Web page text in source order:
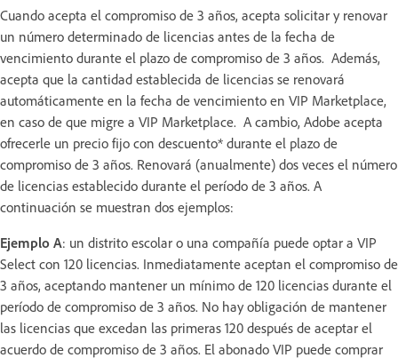
Cuando acepta el compromiso de 3 años, acepta solicitar y renovar
un número determinado de licencias antes de la fecha de
vencimiento durante el plazo de compromiso de 3 años. Además,
acepta que la cantidad establecida de licencias se renovará
automáticamente en la fecha de vencimiento en VIP Marketplace,
en caso de que migre a VIP Marketplace. A cambio, Adobe acepta
ofrecerle un precio fijo con descuento* durante el plazo de
compromiso de 3 años. Renovará (anualmente) dos veces el número
de licencias establecido durante el período de 3 años. A
continuación se muestran dos ejemplos:
Ejemplo A: un distrito escolar o una compañía puede optar a VIP
Select con 120 licencias. Inmediatamente aceptan el compromiso de
3 años, aceptando mantener un mínimo de 120 licencias durante el
período de compromiso de 3 años. No hay obligación de mantener
las licencias que excedan las primeras 120 después de aceptar el
acuerdo de compromiso de 3 años. El abonado VIP puede comprar